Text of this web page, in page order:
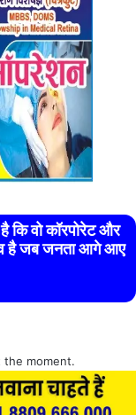
कि वो कॉरपोरेट और
है जब जनता आगे आए
the moment.